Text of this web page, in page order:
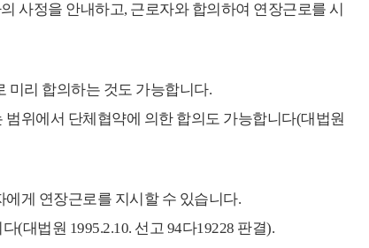
사정을 안내하고, 근로자와 합의하여 연장근로를 시
미리 합의하는 것도 가능합니다.
위에서 단체협약에 의한 합의도 가능합니다(대법원
게 연장근로를 지시할 수 있습니다.
(대법원 1995.2.10. 선고 94다19228 판결).